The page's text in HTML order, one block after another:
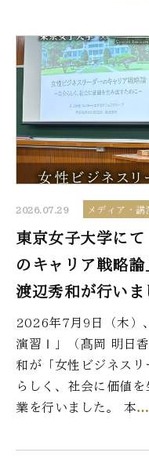
2026.07.29 メディア・講
東京女子大学に
のキャリア戦略論
渡辺秀和が行いま
2026年7月9日（木）
演習Ⅰ」（髙岡 明日
和が「女性ビジネス
らしく、社会に価値
業を行いました。 本